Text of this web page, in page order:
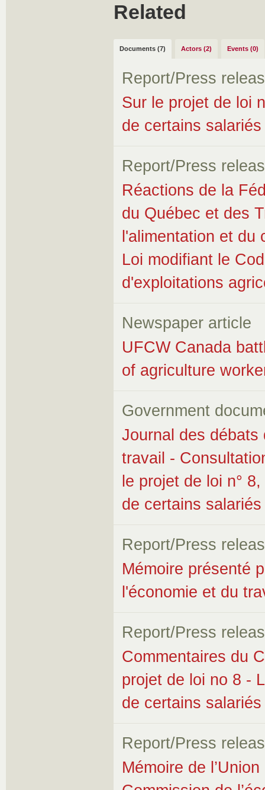
Related
Documents (7) Actors (2) Events (0)
Report/Press
Sur le projet de loi
de certains
Report/Press
Réactions de la
du Québec et des
l'alimentation et du
Loi modifiant le
d'exploitations
Newspaper article
UFCW Canada
of agriculture
Government
Journal des débats
travail -
le projet de loi n°
de certains
Report/Press
Mémoire présenté
l'économie et du
Report/Press
Commentaires du
projet de loi no 8 -
de certains
Report/Press
Mémoire de